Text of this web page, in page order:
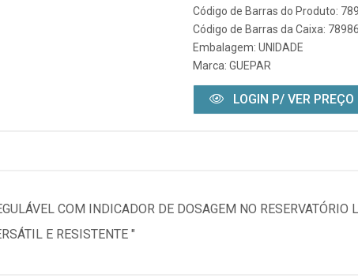
Código de Barras do Produto:
Código de Barras da Caixa:
Embalagem: UNIDADE
Marca: GUEPAR
LOGIN P/ VER PREÇO
COM INDICADOR DE DOSAGEM NO RESERVATÓRIO
E RESISTENTE "